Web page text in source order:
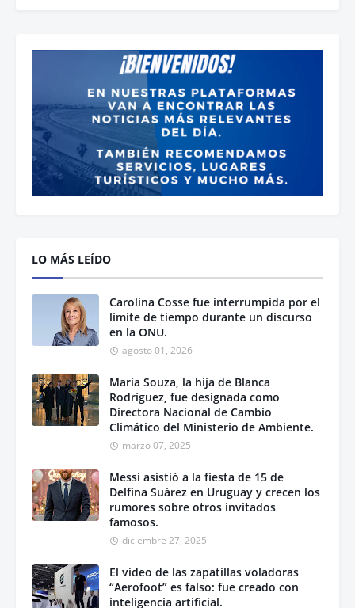
LO MÁS LEÍDO
Carolina Cosse fue interrumpida por el
límite de tiempo durante un discurso
en la ONU.
agosto 01, 2026
María Souza, la hija de Blanca
Rodríguez, fue designada como
Directora Nacional de Cambio
Climático del Ministerio de Ambiente.
marzo 07, 2025
Messi asistió a la fiesta de 15 de
Delfina Suárez en Uruguay y crecen los
rumores sobre otros invitados
famosos.
diciembre 27, 2025
El video de las zapatillas voladoras
“Aerofoot” es falso: fue creado con
inteligencia artificial.